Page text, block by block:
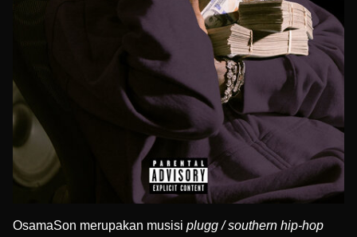
OsamaSon merupakan musisi plugg / southern hip-hop